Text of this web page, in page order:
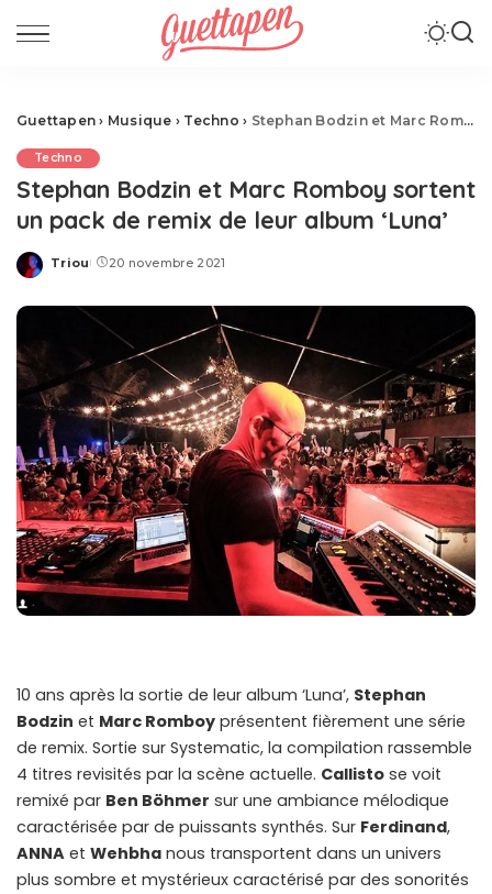
Guettapen › Musique › Techno › Stephan Bodzin et Marc Romboy sortent un pack de remix de leur album ‘Luna’
Techno
Stephan Bodzin et Marc Romboy sortent
un pack de remix de leur album ‘Luna’
Posted
Triou 20 novembre 2021
10 ans après la sortie de leur album ‘Luna’, Stephan
Bodzin et Marc Romboy présentent fièrement une série
de remix. Sortie sur Systematic, la compilation rassemble
4 titres revisités par la scène actuelle. Callisto se voit
remixé par Ben Böhmer sur une ambiance mélodique
caractérisée par de puissants synthés. Sur Ferdinand,
ANNA et Wehbha nous transportent dans un univers
plus sombre et mystérieux caractérisé par des sonorités